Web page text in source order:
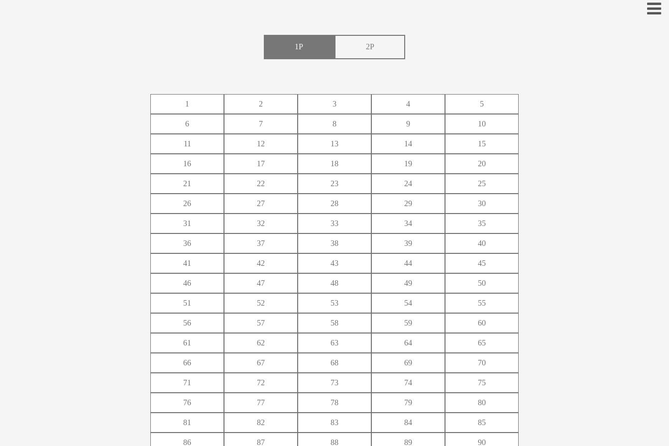
か き く け こ
さ し す せ そ
た ち つ て と
な に ぬ ね の
は ひ ふ へ ほ
ま み む め も
わ
1P 2P
1 2 3 4 5
6 7 8 9 10
11 12 13 14 15
16 17 18 19 20
21 22 23 24 25
26 27 28 29 30
31 32 33 34 35
36 37 38 39 40
41 42 43 44 45
46 47 48 49 50
51 52 53 54 55
56 57 58 59 60
61 62 63 64 65
66 67 68 69 70
71 72 73 74 75
76 77 78 79 80
81 82 83 84 85
86 87 88 89 90